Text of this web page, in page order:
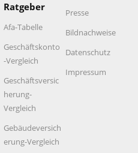
Ratgeber
Afa-Tabelle
Geschäftskonto
-Vergleich
Geschäftsversic
herung-
Vergleich
Gebäudeversich
erung-Vergleich
Presse
Bildnachweise
Datenschutz
Impressum